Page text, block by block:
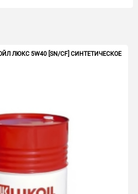
ЛЮКС 5W40 [SN/CF] СИНТЕТИЧЕСКОЕ